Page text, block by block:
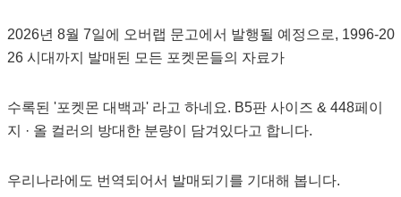
2026년 8월 7일에 오버랩 문고에서 발행될 예정으로, 1996-20
26 시대까지 발매된 모든 포켓몬들의 자료가
수록된 '포켓몬 대백과' 라고 하네요. B5판 사이즈 & 448페이
지 · 올 컬러의 방대한 분량이 담겨있다고 합니다.
우리나라에도 번역되어서 발매되기를 기대해 봅니다.